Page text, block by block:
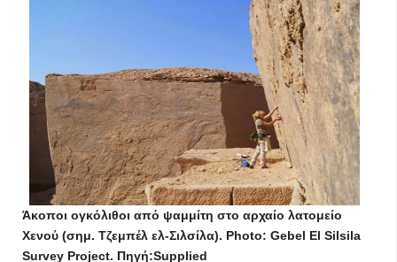
Άκοποι ογκόλιθοι από ψαμμίτη στο αρχαίο λατομείο
Χενού (σημ. Τζεμπέλ ελ-Σιλσίλα). Photo: Gebel El Silsila
Survey Project. Πηγή:Supplied